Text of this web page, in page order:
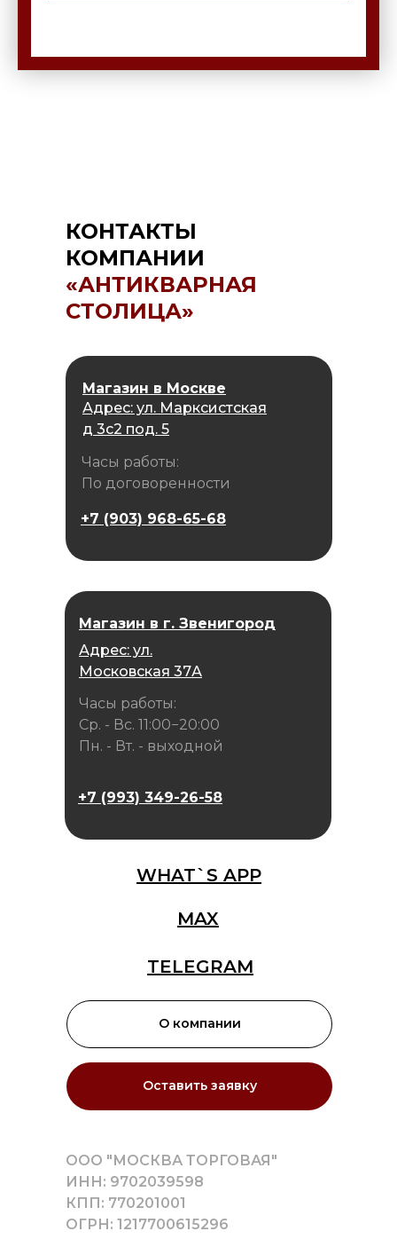
КОНТАКТЫ
КОМПАНИИ
«АНТИКВАРНАЯ
СТОЛИЦА»
Оставить заявку
Магазин в Москве
Адрес: ул. Марксистская
д 3с2 под. 5
Часы работы:
По договоренности
О компании
MAX
TELEGRAM
WHAT`S APP
Часы работы:
Ср. - Вс. 11:00−20:00
Пн. - Вт. - выходной
ООО "МОСКВА ТОРГОВАЯ"
ИНН: 9702039598
КПП: 770201001
ОГРН: 1217700615296
Магазин в г. Звенигород
Адрес: ул.
Московская 37А
+7 (993) 349-26-58
+7 (903) 968-65-68